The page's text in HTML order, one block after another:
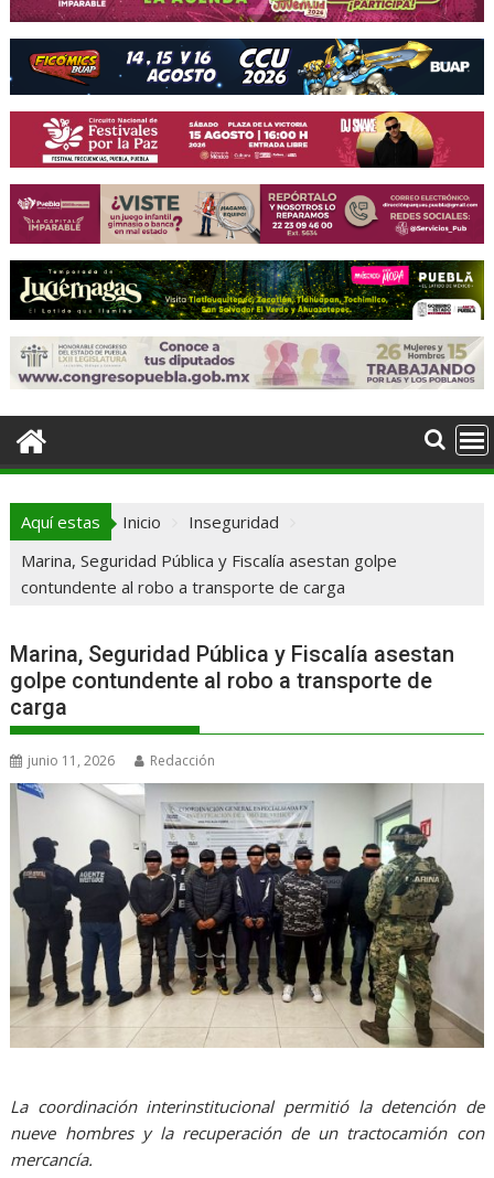
Aquí estas Inicio
Inseguridad
Marina, Seguridad Pública y Fiscalía asestan golpe
contundente al robo a transporte de carga
Marina, Seguridad Pública y Fiscalía asestan
golpe contundente al robo a transporte de
carga
junio 11, 2026 Redacción
La coordinación interinstitucional permitió la detención de
nueve hombres y la recuperación de un tractocamión con
mercancía.